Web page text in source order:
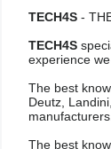
TECH4S-
TECH4S
experience
The best
Deutz,
manufacturers.
The best